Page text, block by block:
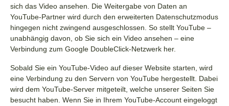
sich das Video ansehen. Die Weitergabe von Daten an
YouTube-Partner wird durch den erweiterten Datenschutzmodus
hingegen nicht zwingend ausgeschlossen. So stellt YouTube –
unabhängig davon, ob Sie sich ein Video ansehen – eine
Verbindung zum Google DoubleClick-Netzwerk her.
Sobald Sie ein YouTube-Video auf dieser Website starten, wird
eine Verbindung zu den Servern von YouTube hergestellt. Dabei
wird dem YouTube-Server mitgeteilt, welche unserer Seiten Sie
besucht haben. Wenn Sie in Ihrem YouTube-Account eingeloggt